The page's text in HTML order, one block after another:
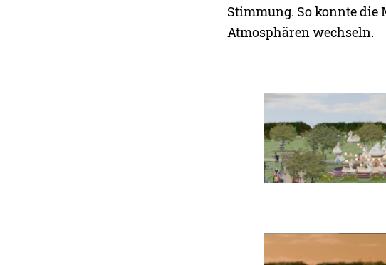
Stimmung. So konnte
Atmosphären wechseln.